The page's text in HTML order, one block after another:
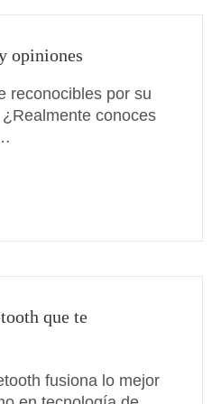
opiniones
reconocibles por su
conoces
que te
fusiona lo mejor